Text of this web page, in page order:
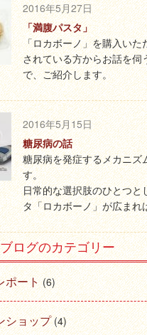
2016年5月27日
「満腹パスタ」
「ロカボーノ」を購入いた
されている方からお話を伺
で、ご紹介します。
2016年5月15日
糖尿病の話
糖尿病を発症するメカニズ
す。
日常的な選択肢のひとつと
タ「ロカボーノ」が広まれ
ログのカテゴリー
ポート(6)
ショップ(4)